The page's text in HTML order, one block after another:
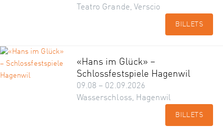
Teatro Grande, Verscio
BILLETS
«Hans im Glück» –
Schlossfestspiele Hagenwil
09.08 – 02.09.2026
Wasserschloss, Hagenwil
BILLETS